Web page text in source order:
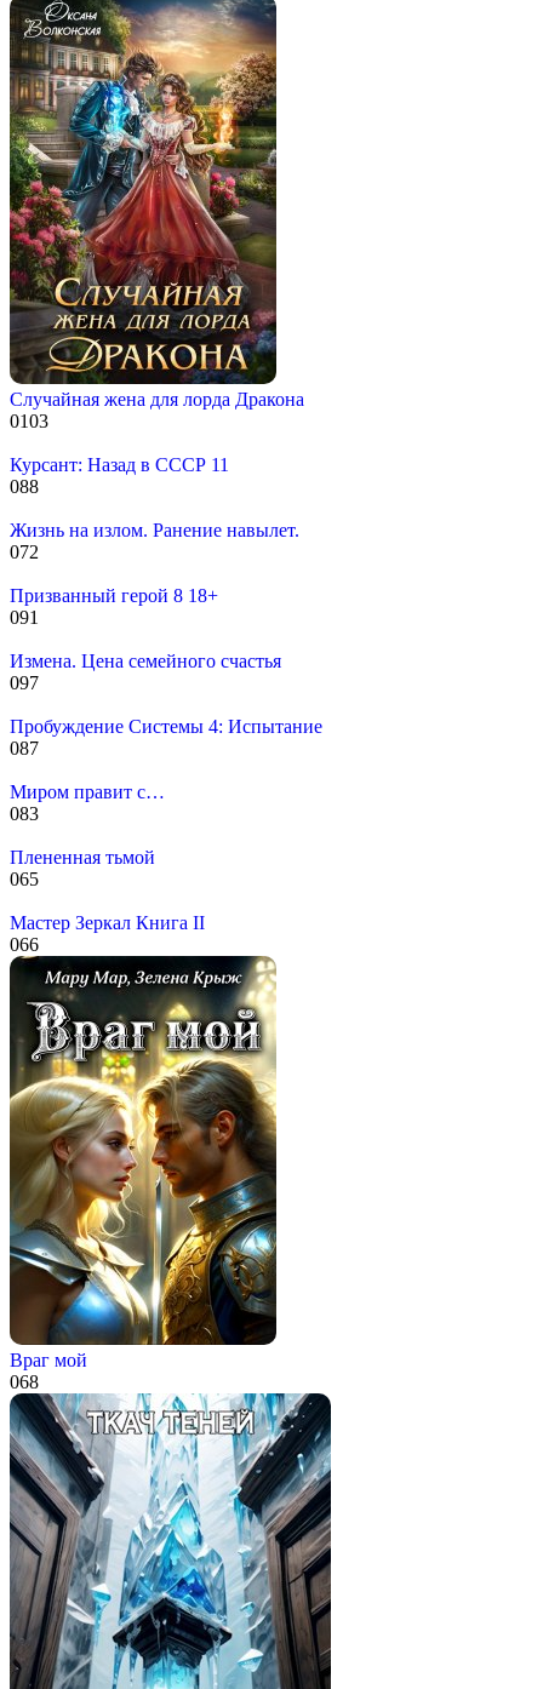
Случайная жена для лорда Дракона
0103
Курсант: Назад в СССР 11
088
Жизнь на излом. Ранение навылет.
072
Призванный герой 8 18+
091
Измена. Цена семейного счастья
097
Пробуждение Системы 4: Испытание
087
Миром правит с…
083
Плененная тьмой
065
Мастер Зеркал Книга II
066
Враг мой
068